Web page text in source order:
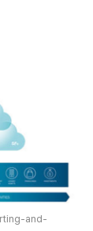
and-